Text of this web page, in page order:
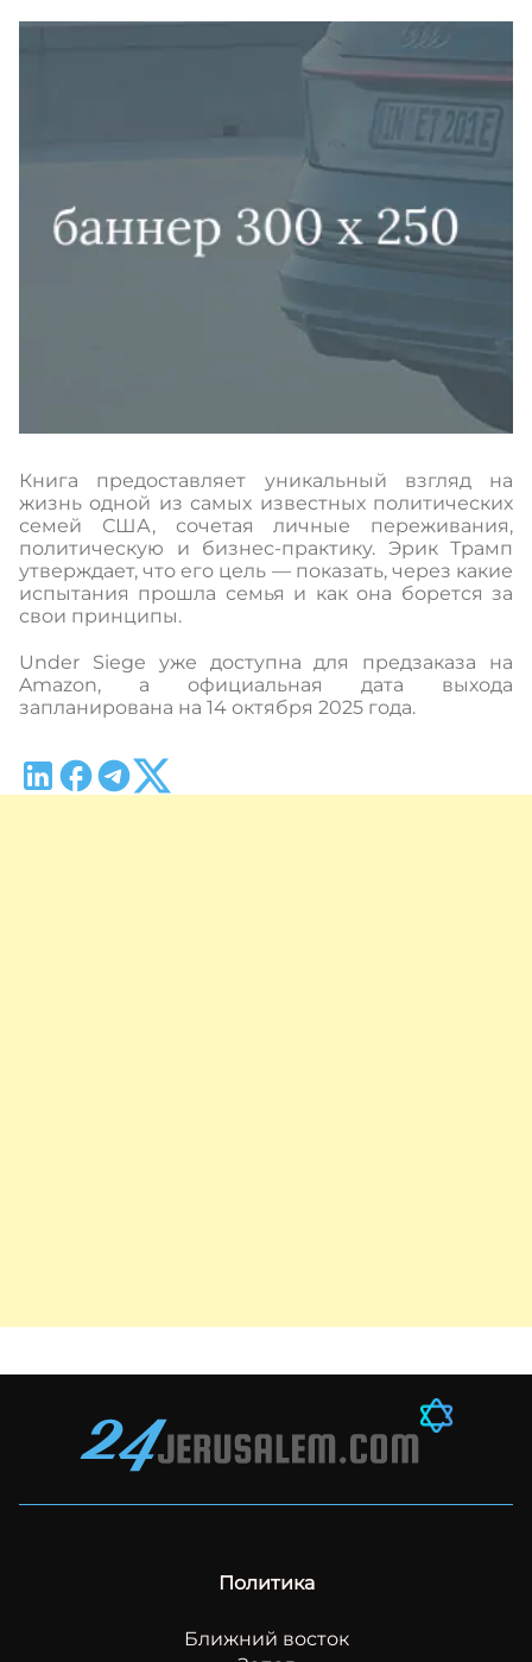
Книга предоставляет уникальный взгляд на
жизнь одной из самых известных политических
семей США, сочетая личные переживания,
политическую и бизнес-практику. Эрик Трамп
утверждает, что его цель — показать, через какие
испытания прошла семья и как она борется за
свои принципы.
Under Siege уже доступна для предзаказа на
Amazon, а официальная дата выхода
запланирована на 14 октября 2025 года.
Политика
Ближний восток